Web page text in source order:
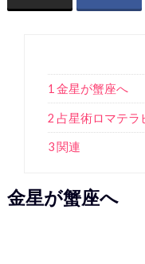
1 金星が蟹座へ
2 占星術ロマテ
3 関連
金星が蟹座へ